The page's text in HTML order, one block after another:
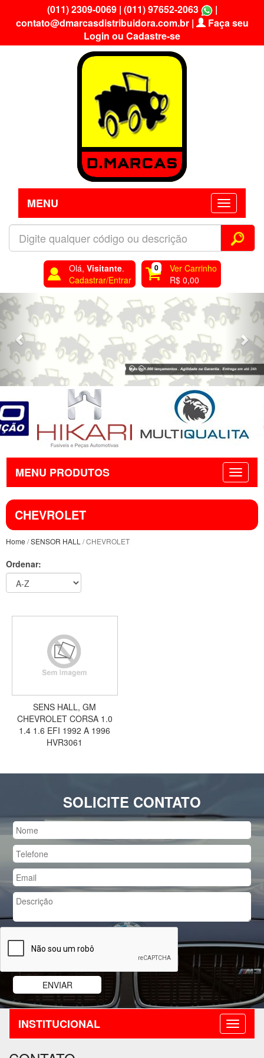
(011) 2309-0069| (011) 97652-2063
|
contato@dmarcasdistribuidora.com.br|
Faça seu
Login ou Cadastre-se
MENU
Olá, Visitante.
Cadastrar/Entrar
0
Ver Carrinho
R$ 0,00
Previous
MENU PRODUTOS
CHEVROLET
Home /SENSOR HALL / CHEVROLET
Ordenar:
SENS HALL, GM
CHEVROLET CORSA 1.0
1.4 1.6 EFI 1992 A 1996
HVR3061
SOLICITE CONTATO
INSTITUCIONAL